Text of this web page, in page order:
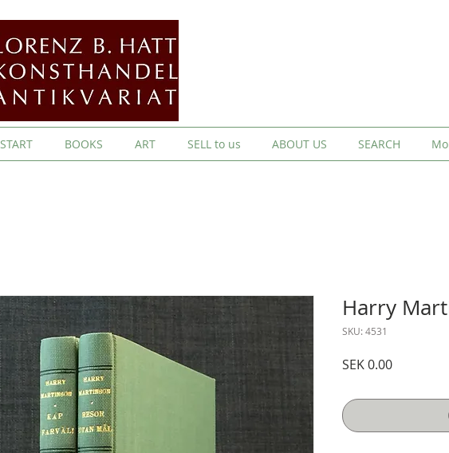
START BOOKS ART SELL to us ABOUT US SEARCH
Harry
SKU: 4531
SEK 0.00Price